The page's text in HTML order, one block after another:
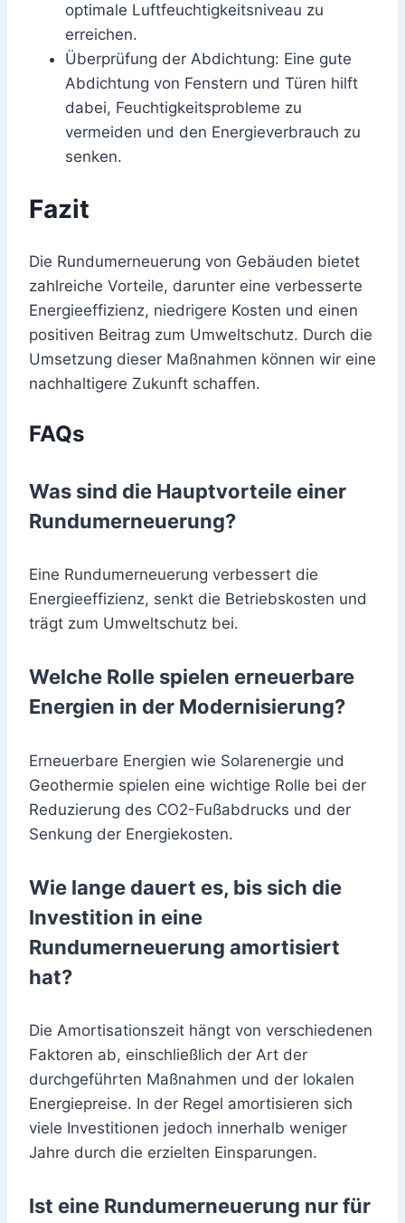
optimale Luftfeuchtigkeitsniveau zu
erreichen.
Überprüfung der Abdichtung: Eine gute
Abdichtung von Fenstern und Türen hilft
dabei, Feuchtigkeitsprobleme zu
vermeiden und den Energieverbrauch zu
senken.
Fazit
Die Rundumerneuerung von Gebäuden bietet
zahlreiche Vorteile, darunter eine verbesserte
Energieeffizienz, niedrigere Kosten und einen
positiven Beitrag zum Umweltschutz. Durch die
Umsetzung dieser Maßnahmen können wir eine
nachhaltigere Zukunft schaffen.
FAQs
Was sind die Hauptvorteile einer
Rundumerneuerung?
Eine Rundumerneuerung verbessert die
Energieeffizienz, senkt die Betriebskosten und
trägt zum Umweltschutz bei.
Welche Rolle spielen erneuerbare
Energien in der Modernisierung?
Erneuerbare Energien wie Solarenergie und
Geothermie spielen eine wichtige Rolle bei der
Reduzierung des CO2-Fußabdrucks und der
Senkung der Energiekosten.
Wie lange dauert es, bis sich die
Investition in eine
Rundumerneuerung amortisiert
hat?
Die Amortisationszeit hängt von verschiedenen
Faktoren ab, einschließlich der Art der
durchgeführten Maßnahmen und der lokalen
Energiepreise. In der Regel amortisieren sich
viele Investitionen jedoch innerhalb weniger
Jahre durch die erzielten Einsparungen.
Ist eine Rundumerneuerung nur für